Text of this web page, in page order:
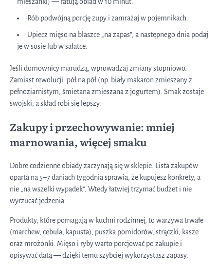
Rób podwójną porcję zupy i zamrażaj w pojemnikach.
Upiecz mięso na blaszce „na zapas”, a następnego dnia podaj
je w sosie lub w sałatce.
Jeśli domownicy marudzą, wprowadzaj zmiany stopniowo.
Zamiast rewolucji: pół na pół (np. biały makaron zmieszany z
pełnoziarnistym, śmietana zmieszana z jogurtem). Smak zostaje
swojski, a skład robi się lepszy.
Zakupy i przechowywanie: mniej
marnowania, więcej smaku
Dobre codzienne obiady zaczynają się w sklepie. Lista zakupów
oparta na 5–7 daniach tygodnia sprawia, że kupujesz konkrety, a
nie „na wszelki wypadek”. Wtedy łatwiej trzymać budżet i nie
wyrzucać jedzenia.
Produkty, które pomagają w kuchni rodzinnej, to warzywa trwałe
(marchew, cebula, kapusta), puszka pomidorów, strączki, kasze
oraz mrożonki. Mięso i ryby warto porcjować po zakupie i
opisywać datą — dzięki temu szybciej wykorzystasz zapasy.